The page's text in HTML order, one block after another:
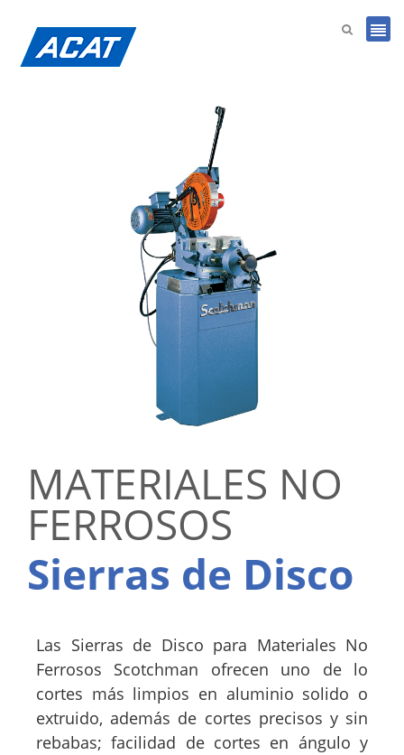
MATERIALES NO
FERROSOS
Sierras de Disco
Las Sierras de Disco para Materiales No
Ferrosos Scotchman ofrecen uno de lo
cortes más limpios en aluminio solido o
extruido, además de cortes precisos y sin
rebabas; facilidad de cortes en ángulo y